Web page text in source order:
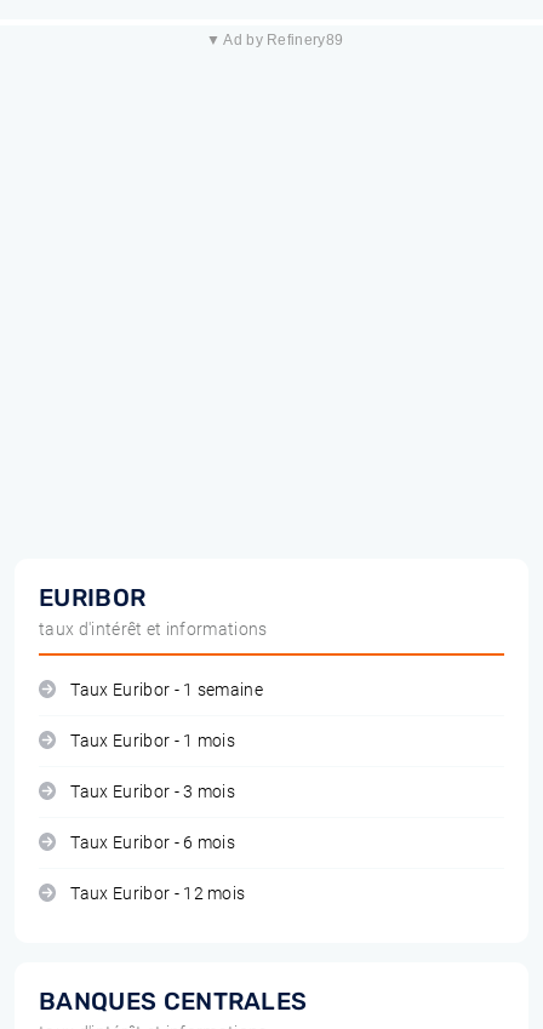
▼ Ad by Refinery89
EURIBOR
taux d'intérêt et informations
Taux Euribor - 1 semaine
Taux Euribor - 1 mois
Taux Euribor - 3 mois
Taux Euribor - 6 mois
Taux Euribor - 12 mois
BANQUES CENTRALES